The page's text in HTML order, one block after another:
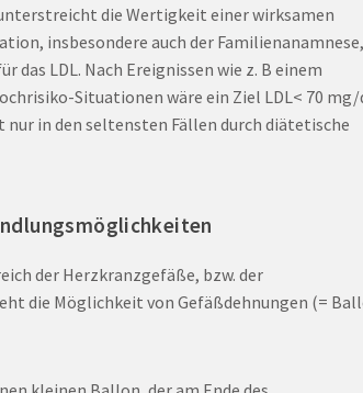
die Wertigkeit einer wirksamen
insbesondere auch der Familienanamnese,
das LDL. Nach Ereignissen wie z. B einem
Situationen wäre ein Ziel LDL< 70
nur in den seltensten Fällen durch diätetische
der Herzkranzgefäße, bzw. der
die Möglichkeit von Gefäßdehnungen (=